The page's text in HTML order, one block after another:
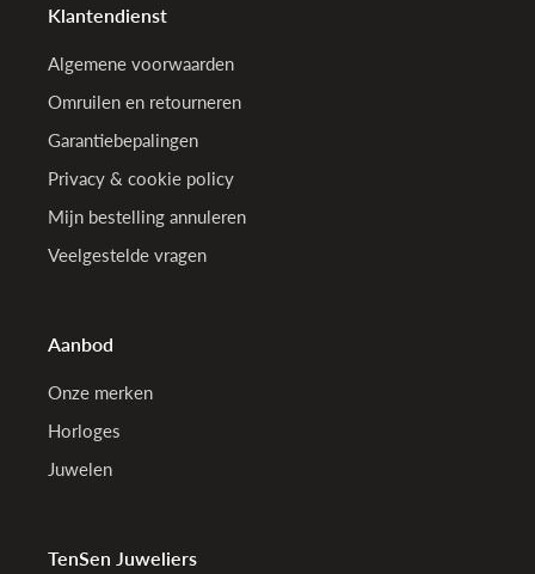
Klantendienst
Algemene voorwaarden
Omruilen en retourneren
Garantiebepalingen
Privacy & cookie policy
Mijn bestelling annuleren
Veelgestelde vragen
Aanbod
Onze merken
Horloges
Juwelen
TenSen Juweliers